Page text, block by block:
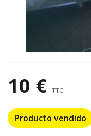
10 € TTC
Producto vendido